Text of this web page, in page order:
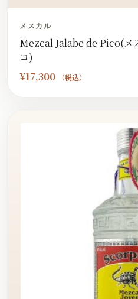
メスカル
Mezcal Jalabe de Pico(メ
コ)
¥17,300 （税込）